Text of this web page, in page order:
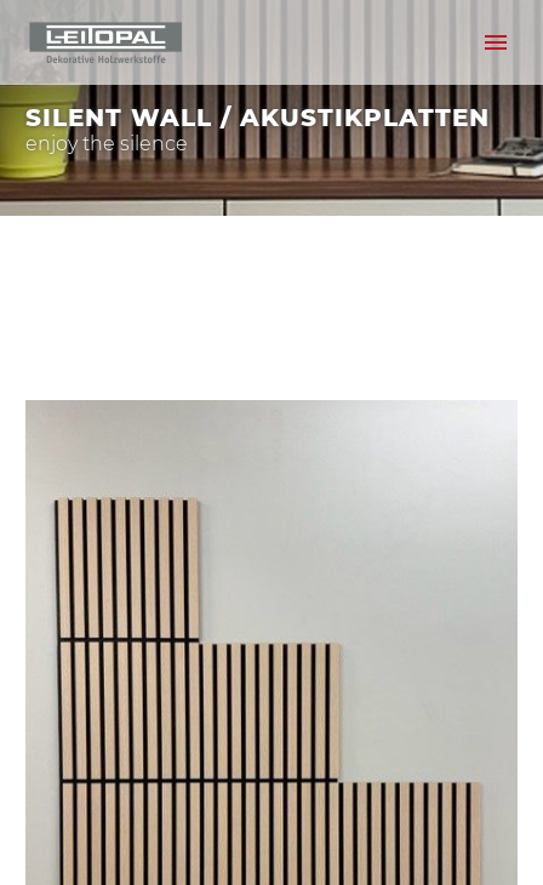
SILENT WALL / AKUSTIKPLATTEN
enjoy the silence